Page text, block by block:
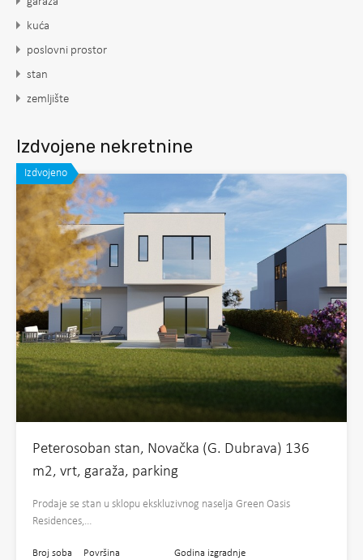
kuća
poslovni prostor
stan
zemljište
Izdvojene nekretnine
Izdvojeno
Peterosoban stan, Novačka (G. Dubrava) 136
m2, vrt, garaža, parking
Prodaje se stan u sklopu ekskluzivnog naselja Green Oasis
Residences,…
Broj soba Površina Godina izgradnje